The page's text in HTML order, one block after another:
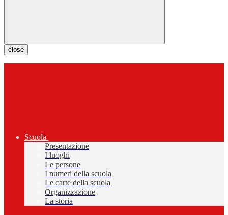
close
Scuola
Presentazione
I luoghi
Le persone
I numeri della scuola
Le carte della scuola
Organizzazione
La storia